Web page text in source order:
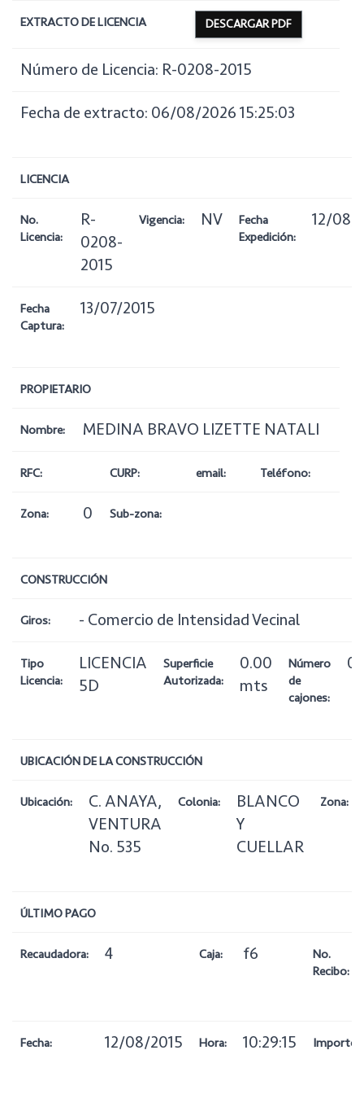
EXTRACTO DE LICENCIA DESCARGAR PDF
Número de Licencia: R-0208-2015
Fecha de extracto: 06/08/2026 15:25:03
LICENCIA
No.
Licencia:
R-
0208-
2015
Vigencia: NV
Fecha
Expedición:
12/08/
Fecha
Captura:
13/07/2015
PROPIETARIO
Nombre: MEDINA BRAVO LIZETTE NATALI
RFC: CURP: email: Teléfono:
Zona: 0 Sub-zona:
CONSTRUCCIÓN
Giros: - Comercio de Intensidad Vecinal
Tipo
Licencia:
LICENCIA
5D
Superficie
Autorizada:
0.00
mts
Número
de
cajones:
0
UBICACIÓN DE LA CONSTRUCCIÓN
Ubicación:
C. ANAYA,
VENTURA
No. 535
Colonia:
BLANCO
Y
CUELLAR
Zona:
ÚLTIMO PAGO
Recaudadora: 4 Caja: f6
No.
Recibo:
Fecha: 12/08/2015 Hora: 10:29:15 Importe: